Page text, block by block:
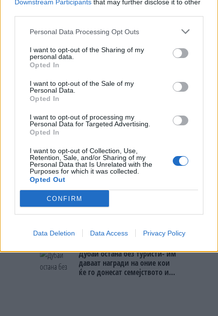
Downstream Participants that may further disclose it to other
Personal Data Processing Opt Outs
I want to opt-out of the Sharing of my
personal data.
Opted In
I want to opt-out of the Sale of my
Personal Data.
Opted In
I want to opt-out of processing my
Personal Data for Targeted Advertising.
Opted In
I want to opt-out of Collection, Use,
Retention, Sale, and/or Sharing of my
Personal Data that Is Unrelated with the
Purposes for which it was collected.
Opted Out
CONFIRM
Data Deletion Data Access Privacy Policy
пари ќе ви легнат на сметка
годинава
Црна Гора ја уапси жената која
ги БРАНЕЛА ДЕЦАТА И СВОЕТО
КУЧЕ РАСПАРЧЕНО ОД
ПОРАНЕШНИОТ ТЕХНИЧКИ
ПРЕМИЕР ОЛИВЕР СПАСОВСКИ
НАЈСКАПАТА, ЗА МАРИЈА ОД
ГРЦИЈА - НАЈЕФТИНАТА
УКРАИНА, Зеленски доби
ултиматум: „Мора да си оди,
крајниот рок е петок!“
ЈА НАПУШТААТ АЛБАНИЈА, се
тврди дека се на Еди Рама
(Видео) ШТО ДА ПРАВИ
БУГАРКА НА ПЛАЖА ВО
ГРЦИЈА, кога децата бараат
Дубаи остана без туристи- им
даваат награди на оние кои
ќе го донесат семејството или